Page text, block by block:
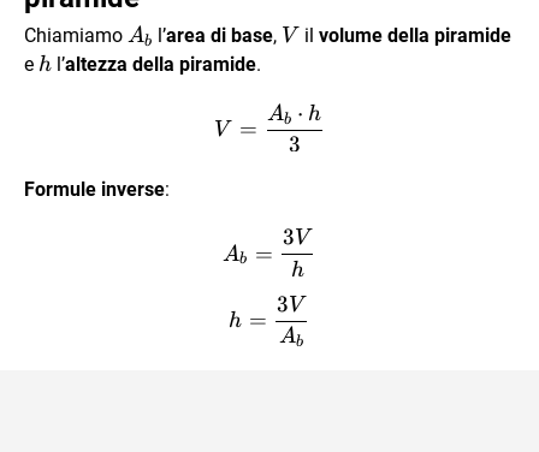
Chiamiamo A_b
Ab l’area di base, V
V ilvolume della piramide
e h
h l’altezza della piramide.
V = \dfrac{A_b \cdot
V =
3
Ab ⋅ h
Formule inverse:
A_b=\dfrac{3V}{h}
Ab =
h
3V
h=\dfrac{3V}{A_b}
h =
Ab
3V